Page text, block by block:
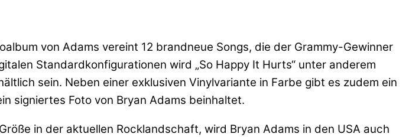
von Adams vereint 12 brandneue Songs, die der Grammy-Gewinner
Standardkonfigurationen wird „So Happy It Hurts“ unter anderem
sein. Neben einer exklusiven Vinylvariante in Farbe gibt es zudem ein
signiertes Foto von Bryan Adams beinhaltet.
in der aktuellen Rocklandschaft, wird Bryan Adams in den USA auch